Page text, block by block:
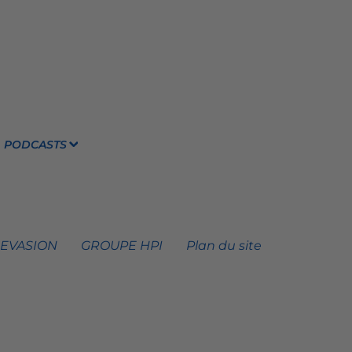
PODCASTS
GROUPE HPI Plan du site